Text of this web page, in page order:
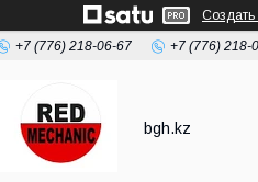
Создать
+7 (776) 218-06-67 +7 (776) 218-
bgh.kz